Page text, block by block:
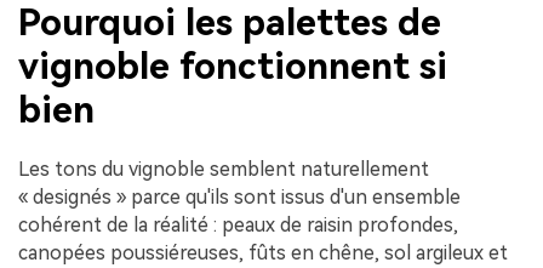
Pourquoi les palettes de
vignoble fonctionnent si
bien
Les tons du vignoble semblent naturellement
« designés » parce qu'ils sont issus d'un ensemble
cohérent de la réalité : peaux de raisin profondes,
canopées poussiéreuses, fûts en chêne, sol argileux et